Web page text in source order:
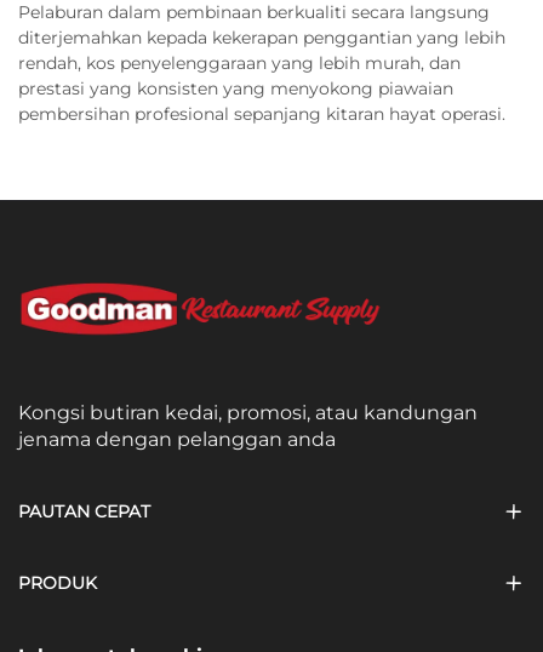
Pelaburan dalam pembinaan berkualiti secara langsung
diterjemahkan kepada kekerapan penggantian yang lebih
rendah, kos penyelenggaraan yang lebih murah, dan
prestasi yang konsisten yang menyokong piawaian
pembersihan profesional sepanjang kitaran hayat operasi.
Kongsi butiran kedai, promosi, atau kandungan
jenama dengan pelanggan anda
PAUTAN CEPAT
PRODUK